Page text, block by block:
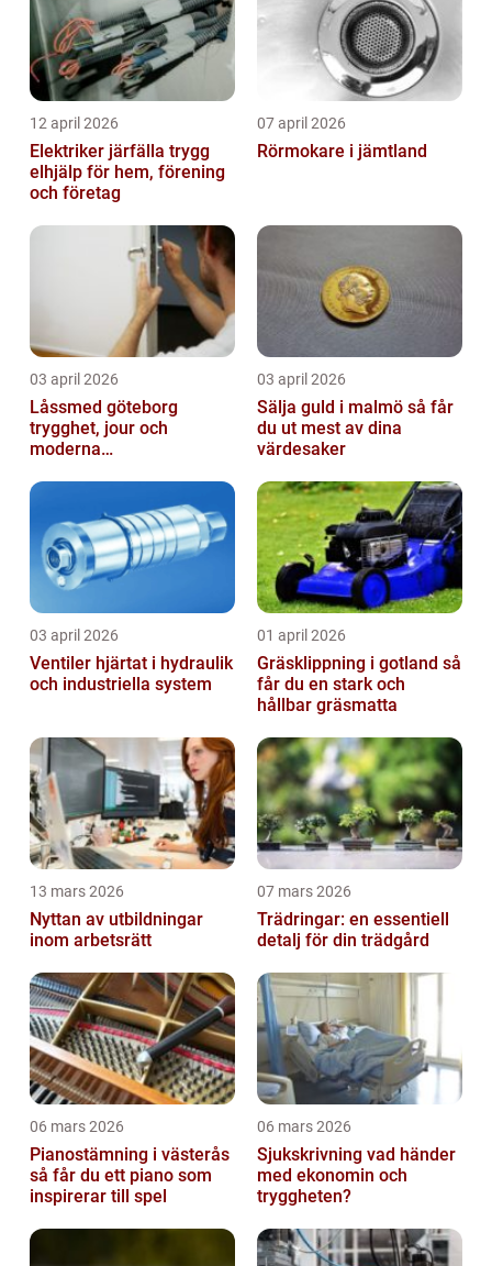
12 april 2026
Elektriker järfälla trygg
elhjälp för hem, förening
och företag
07 april 2026
Rörmokare i jämtland
03 april 2026
Låssmed göteborg
trygghet, jour och
moderna
03 april 2026
Sälja guld i malmö så får
du ut mest av dina
värdesaker
03 april 2026
Ventiler hjärtat i hydraulik
och industriella system
01 april 2026
Gräsklippning i gotland så
får du en stark och
hållbar gräsmatta
13 mars 2026
Nyttan av utbildningar
inom arbetsrätt
07 mars 2026
Trädringar: en essentiell
detalj för din trädgård
06 mars 2026
Pianostämning i västerås
så får du ett piano som
inspirerar till spel
06 mars 2026
Sjukskrivning vad händer
med ekonomin och
tryggheten?